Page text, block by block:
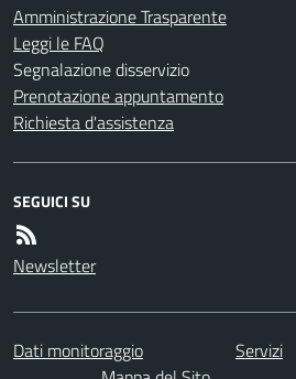
Amministrazione Trasparente
Leggi le FAQ
Segnalazione disservizio
Prenotazione appuntamento
Richiesta d'assistenza
SEGUICI SU
Newsletter
Dati monitoraggio Servizi